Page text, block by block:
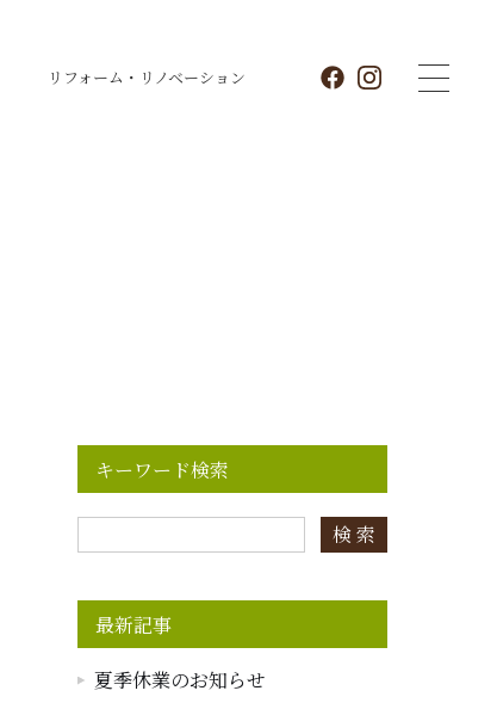
リフォーム・ リノベーション
キーワード検索
検 索
最新記事
夏季休業のお知らせ